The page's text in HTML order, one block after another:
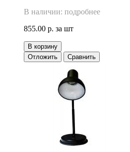
В наличии: подробнее
855.00 р. за шт
В корзину
Отложить
Сравнить